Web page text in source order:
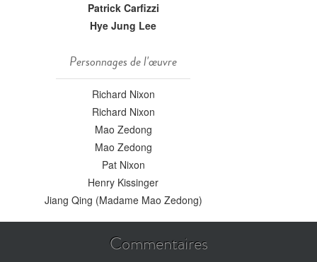
Patrick Carfizzi
Hye Jung Lee
Personnages de l'œuvre
Richard Nixon
Richard Nixon
Mao Zedong
Mao Zedong
Pat Nixon
Henry Kissinger
Jiang Qing (Madame Mao Zedong)
Commentaires